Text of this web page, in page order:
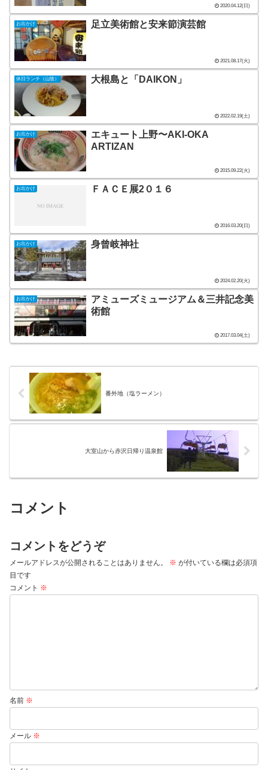
2020.04.12(日)
お出かけ 足立美術館と安来節演芸館
2021.08.17(火)
休日ランチ（山陰） 大根島と「DAIKON」
2022.02.19(土)
お出かけ
エキュート上野〜AKI-OKA
ARTIZAN
2015.09.22(火)
お出かけ ＦＡＣＥ展2０１６
2016.03.20(日)
お出かけ 身曾岐神社
2024.02.20(火)
お出かけ
アミューズミュージアム＆三井記念美
術館
2017.03.04(土)
番外地（塩ラーメン）
大室山から赤沢日帰り温泉館
コメント
コメントをどうぞ
メールアドレスが公開されることはありません。 ※ が付いている欄は必須項
目です
コメント ※
名前 ※
メール ※